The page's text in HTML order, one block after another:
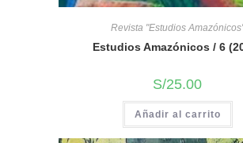
Revista "Estudios
Estudios Amazónicos / 6
S/25.00
Añadir al carrito